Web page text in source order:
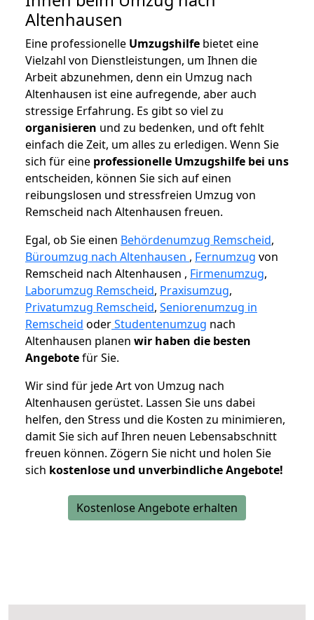
Altenhausen
Eine professionelle Umzugshilfe bietet eine
Vielzahl von Dienstleistungen, um Ihnen die
Arbeit abzunehmen, denn ein Umzug nach
Altenhausen ist eine aufregende, aber auch
stressige Erfahrung. Es gibt so viel zu
organisieren und zu bedenken, und oft fehlt
einfach die Zeit, um alles zu erledigen. Wenn Sie
sich für eine professionelle Umzugshilfe bei uns
entscheiden, können Sie sich auf einen
reibungslosen und stressfreien Umzug von
Remscheid nach Altenhausen freuen.
Egal, ob Sie einen Behördenumzug Remscheid,
Büroumzug nach Altenhausen , Fernumzug von
Remscheid nach Altenhausen , Firmenumzug,
Laborumzug Remscheid, Praxisumzug,
Privatumzug Remscheid, Seniorenumzug in
Remscheid oderStudentenumzug nach
Altenhausen planen wir haben die besten
Angebotefür Sie.
Wir sind für jede Art von Umzug nach
Altenhausen gerüstet. Lassen Sie uns dabei
helfen, den Stress und die Kosten zu minimieren,
damit Sie sich auf Ihren neuen Lebensabschnitt
freuen können. Zögern Sie nicht und holen Sie
sich kostenlose und unverbindliche Angebote!
Kostenlose Angebote erhalten